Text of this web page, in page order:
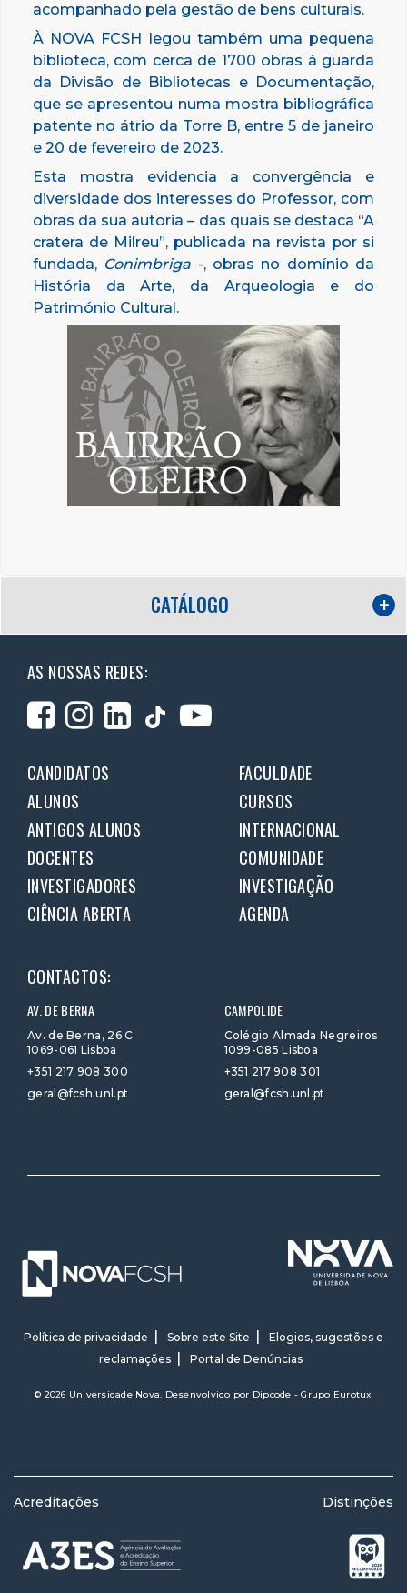
acompanhado pela gestão de bens culturais.
À NOVA FCSH legou também uma pequena
biblioteca, com cerca de 1700 obras à guarda
da Divisão de Bibliotecas e Documentação,
que se apresentou numa mostra bibliográfica
patente no átrio da Torre B, entre 5 de janeiro
e 20 de fevereiro de 2023.
Esta mostra evidencia a convergência e
diversidade dos interesses do Professor, com
obras da sua autoria – das quais se destaca “A
cratera de Milreu”, publicada na revista por si
fundada, Conimbriga -, obras no domínio da
História da Arte, da Arqueologia e do
Património Cultural.
CATÁLOGO
AS NOSSAS REDES:
CANDIDATOS
FACULDADE
ALUNOS
CURSOS
ANTIGOS ALUNOS
INTERNACIONAL
DOCENTES
COMUNIDADE
INVESTIGADORES
INVESTIGAÇÃO
CIÊNCIA ABERTA
AGENDA
CONTACTOS:
AV. DE BERNA
Av. de Berna, 26 C
1069-061 Lisboa
+351 217 908 300
geral@fcsh.unl.pt
CAMPOLIDE
Colégio Almada Negreiros
1099-085 Lisboa
+351 217 908 301
geral@fcsh.unl.pt
Política de privacidade Sobre este Site
Elogios, sugestões e
reclamações
Portal de Denúncias
© 2026 Universidade Nova. Desenvolvido por Dipcode - Grupo Eurotux
Acreditações Distinções